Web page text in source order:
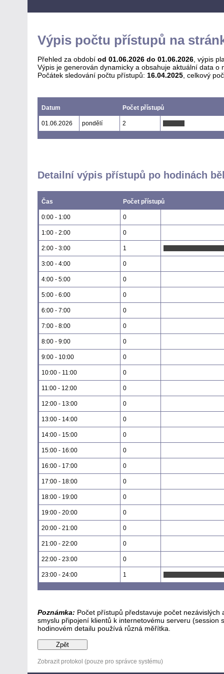
Výpis počtu přístupů na
Přehled za období od 01.06.2026 do 01.06.2026 , výpis
Výpis je generován dynamicky a obsahuje aktuální data
Počátek sledování počtu přístupů: 16.04.2025 , celkový
Datum Počet přístupů
01.06.2026 pondělí 2
Detailní výpis přístupů po hodinách
Čas Počet přístupů
0:00 - 1:00 0
1:00 - 2:00 0
2:00 - 3:00 1
3:00 - 4:00 0
4:00 - 5:00 0
5:00 - 6:00 0
6:00 - 7:00 0
7:00 - 8:00 0
8:00 - 9:00 0
9:00 - 10:00 0
10:00 - 11:00 0
11:00 - 12:00 0
12:00 - 13:00 0
13:00 - 14:00 0
14:00 - 15:00 0
15:00 - 16:00 0
16:00 - 17:00 0
17:00 - 18:00 0
18:00 - 19:00 0
19:00 - 20:00 0
20:00 - 21:00 0
21:00 - 22:00 0
22:00 - 23:00 0
23:00 - 24:00 1
Poznámka: Počet přístupů představuje počet
smyslu připojení klientů k internetovému serveru
hodinovém detailu používá různá měřítka.
Zobrazit protokol (pouze pro správce systému)